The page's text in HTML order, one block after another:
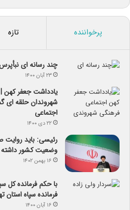
پرخواننده تازه
چند رسانه ای
۲۳ آبان ۱۴۰۰
یادداشت جعفر کهن
شهروندان حلقه ای
اجتماعی
۲۲ دی ۱۴۰۰
رئیسی: باید
وضعیت کشور داشته
۱۶ بهمن ۱۴۰۲
با حکم فرمانده کل
فرمانده سپاه استان
۱۶ آبان ۱۴۰۰